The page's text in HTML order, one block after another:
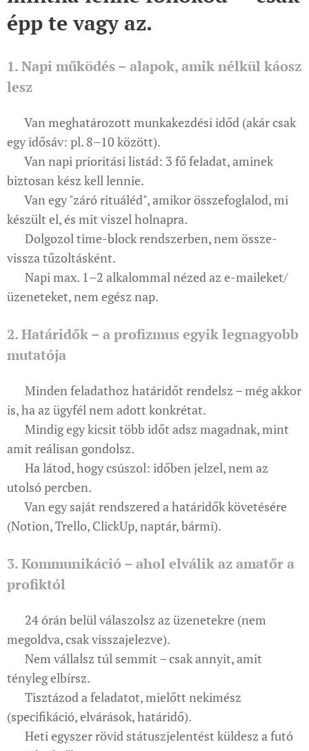
épp te vagy az.
1. Napi működés – alapok, amik nélkül káosz
lesz
✔ Van meghatározott munkakezdési időd (akár csak
egy idősáv: pl. 8–10 között).
✔ Van napi prioritási listád: 3 fő feladat, aminek
biztosan kész kell lennie.
✔ Van egy "záró rituáléd", amikor összefoglalod, mi
készült el, és mit viszel holnapra.
✔ Dolgozol time-block rendszerben, nem össze-
vissza tűzoltásként.
✔ Napi max. 1–2 alkalommal nézed az e-maileket/
üzeneteket, nem egész nap.
2. Határidők – a profizmus egyik legnagyobb
mutatója
✔ Minden feladathoz határidőt rendelsz – még akkor
is, ha az ügyfél nem adott konkrétat.
✔ Mindig egy kicsit több időt adsz magadnak, mint
amit reálisan gondolsz.
✔ Ha látod, hogy csúszol: időben jelzel, nem az
utolsó percben.
✔ Van egy saját rendszered a határidők követésére
(Notion, Trello, ClickUp, naptár, bármi).
3. Kommunikáció – ahol elválik az amatőr a
profiktól
✔ 24 órán belül válaszolsz az üzenetekre (nem
megoldva, csak visszajelezve).
✔ Nem vállalsz túl semmit – csak annyit, amit
tényleg elbírsz.
✔ Tisztázod a feladatot, mielőtt nekimész
(specifikáció, elvárások, határidő).
✔ Heti egyszer rövid státuszjelentést küldesz a futó